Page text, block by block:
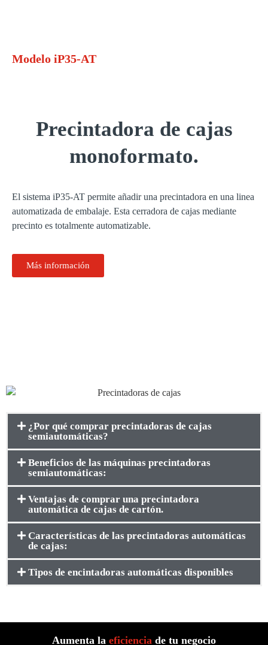
Modelo iP35-AT
Precintadora de cajas
monoformato.
El sistema iP35-AT permite añadir una precintadora en una linea
automatizada de embalaje. Esta cerradora de cajas mediante
precinto es totalmente automatizable.
Más información
¿Por qué comprar precintadoras de cajas
semiautomáticas?
Beneficios de las máquinas precintadoras
semiautomáticas:
Ventajas de comprar una precintadora
automática de cajas de cartón.
Características de las precintadoras automáticas
de cajas:
Tipos de encintadoras automáticas disponibles
Aumenta la eficiencia de tu negocio